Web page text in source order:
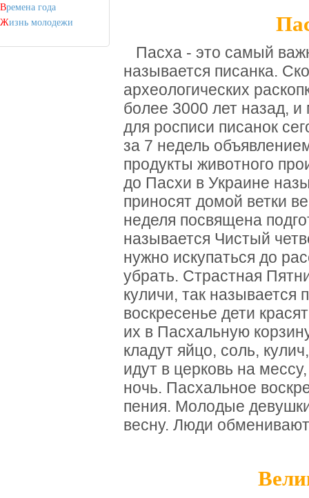
Пасха - это самый
называется писанка.
археологических
более 3000 лет назад, и
для росписи писанок
за 7 недель
продукты животного
до Пасхи в Украине
приносят домой ветки
неделя посвящена
называется Чистый
нужно искупаться до
убрать. Страстная
куличи, так
воскресенье дети
их в Пасхальную
кладут яйцо, соль,
идут в церковь на
ночь. Пасхальное
пения. Молодые
весну. Люди
Времена года
Жизнь молодежи